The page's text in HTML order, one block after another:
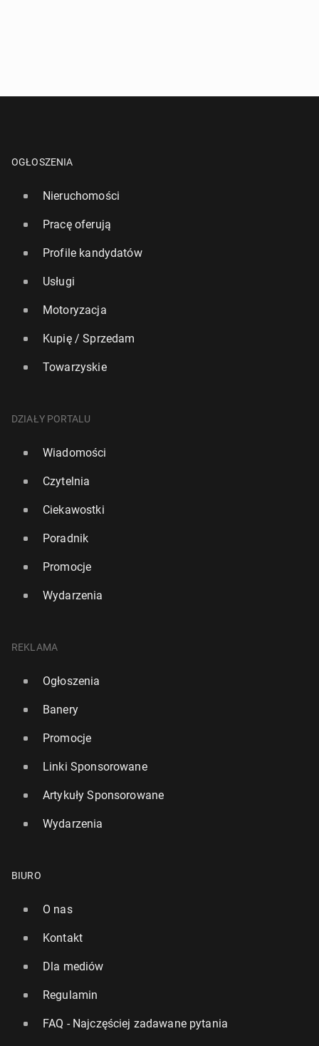
OGŁOSZENIA
Nieruchomości
Pracę oferują
Profile kandydatów
Usługi
Motoryzacja
Kupię / Sprzedam
Towarzyskie
DZIAŁY PORTALU
Wiadomości
Czytelnia
Ciekawostki
Poradnik
Promocje
Wydarzenia
REKLAMA
Ogłoszenia
Banery
Promocje
Linki Sponsorowane
Artykuły Sponsorowane
Wydarzenia
BIURO
O nas
Kontakt
Dla mediów
Regulamin
FAQ - Najczęściej zadawane pytania